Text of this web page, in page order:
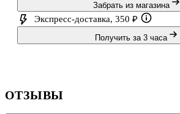
Забрать из магазина
Экспресс-доставка, 350 ₽
Получить за 3 часа
ОТЗЫВЫ